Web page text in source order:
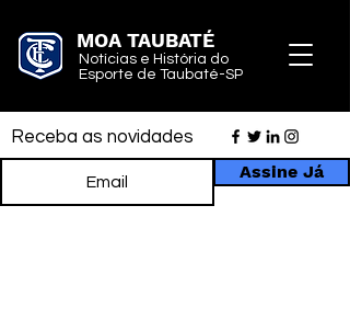
MOA TAUBATÉ
Notícias e História do
Esporte de Taubaté-SP
Receba as novidades
Assine Já